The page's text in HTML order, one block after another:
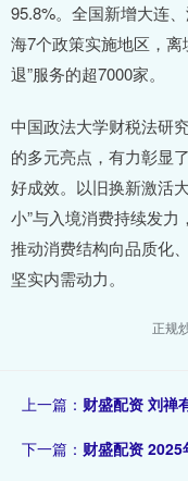
95.8%。全国新增大连
海7个政策实施地区，离
退”服务的超7000家。
中国政法大学财税法研
的多元亮点，有力彰显
好成效。以旧换新激活
小”与入境消费持续发
推动消费结构向品质化
坚实内需动力。
正规
上一篇： 财盛配资 刘禅
下一篇： 财盛配资